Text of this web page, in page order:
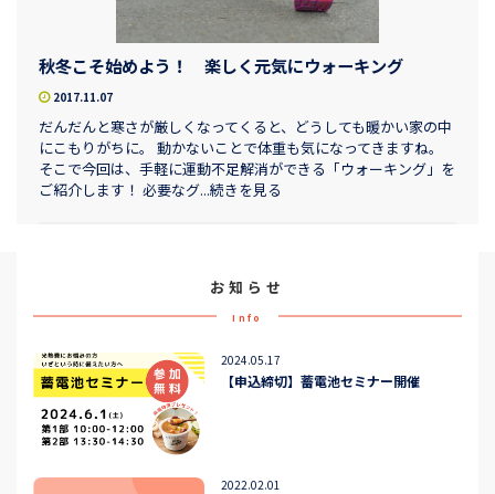
秋冬こそ始めよう！ 楽しく元気にウォーキング
2017.11.07
だんだんと寒さが厳しくなってくると、どうしても暖かい家の中
にこもりがちに。 動かないことで体重も気になってきますね。
そこで今回は、手軽に運動不足解消ができる「ウォーキング」を
ご紹介します！ 必要なグ...続きを見る
お知らせ
Info
2024.05.17
【申込締切】蓄電池セミナー開催
2022.02.01